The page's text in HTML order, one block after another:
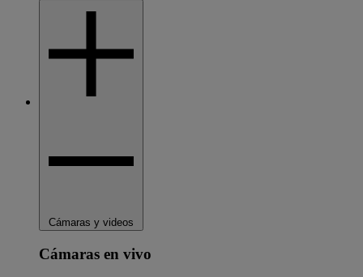
Cámaras y videos
Cámaras en vivo